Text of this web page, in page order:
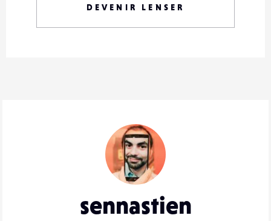
sennastien
DEVENIR LENSER